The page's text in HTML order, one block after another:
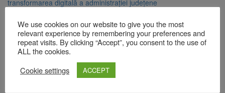
transformarea digitală a administrației județene
Tun de zăpadă transformat în perdea de apă, pentru răcorirea
brașovenilor
6 august 2026
Schimbarea la Față a Domnului, sărbătoare a luminii și a credinței
We use cookies on our website to give you the most
relevant experience by remembering your preferences and
repeat visits. By clicking “Accept”, you consent to the use of
ALL the cookies.
Cookie settings
ACCEPT